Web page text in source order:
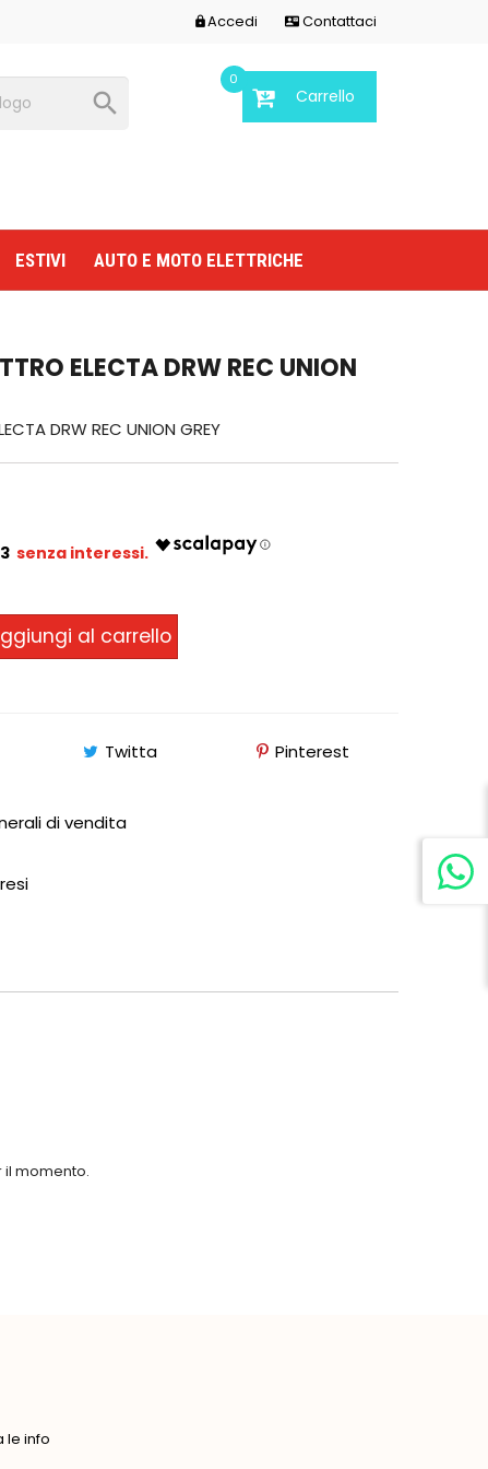
Accedi  Contattaci
 Carrello
0
ESTIVI AUTO E MOTO ELETTRICHE
ELECTA DRW REC UNION
DRW REC UNION GREY
al carrello
Twitta Pinterest
di vendita
il momento.
le info